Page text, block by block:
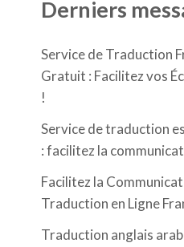
Derniers
Service de Traduction
Gratuit : Facilitez vos
!
Service de traduction
: facilitez la
Facilitez la
Traduction en Ligne
Traduction anglais